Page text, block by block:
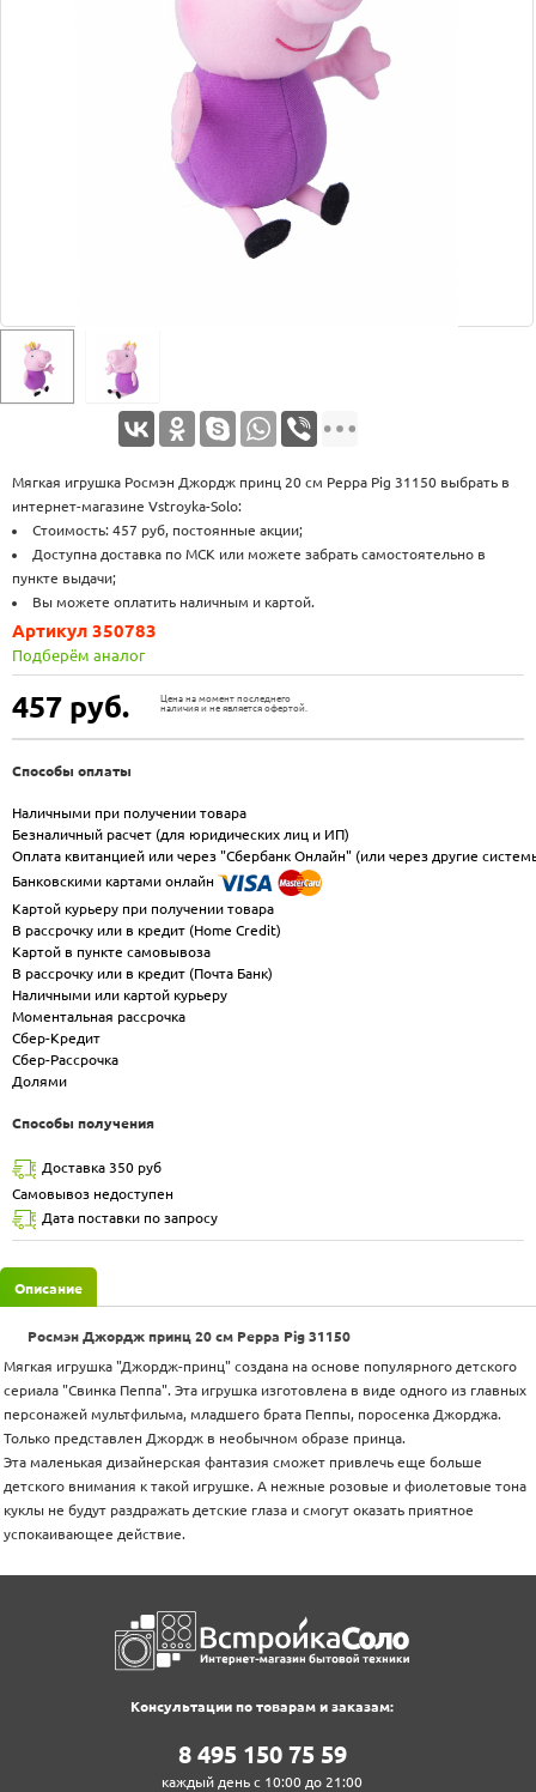
Мягкая игрушка Росмэн Джордж принц 20 см Peppa Pig 31150 выбрать в
интернет-магазине Vstroyka-Solo:
Стоимость: 457 руб, постоянные акции;
Доступна доставка по МСК или можете забрать самостоятельно в
пункте выдачи;
Вы можете оплатить наличным и картой.
457 руб.
Цена на момент последнего
наличия и не является офертой.
Артикул 350783
Подберём аналог
Способы оплаты
Наличными при получении товара
Безналичный расчет (для юридических лиц и ИП)
Оплата квитанцией или через "Сбербанк Онлайн" (или через другие
Банковскими картами онлайн
Картой курьеру при получении товара
В рассрочку или в кредит (Home Credit)
Картой в пункте самовывоза
В рассрочку или в кредит (Почта Банк)
Наличными или картой курьеру
Моментальная рассрочка
Сбер-Кредит
Сбер-Рассрочка
Долями
Способы получения
Доставка 350 руб
Самовывоз недоступен
Дата поставки по запросу
Описание
Росмэн Джордж принц 20 см Peppa Pig 31150
Мягкая игрушка "Джордж-принц" создана на основе популярного детского
сериала "Свинка Пеппа". Эта игрушка изготовлена в виде одного из главных
персонажей мультфильма, младшего брата Пеппы, поросенка Джорджа.
Только представлен Джордж в необычном образе принца.
Эта маленькая дизайнерская фантазия сможет привлечь еще больше
детского внимания к такой игрушке. А нежные розовые и фиолетовые тона
куклы не будут раздражать детские глаза и смогут оказать приятное
успокаивающее действие.
Консультации по товарам и заказам:
8‍ 4‍9‍5‍ 1‍5‍0‍ 7‍5‍ 5‍9‍
каждый день с 10:00 до 21:00